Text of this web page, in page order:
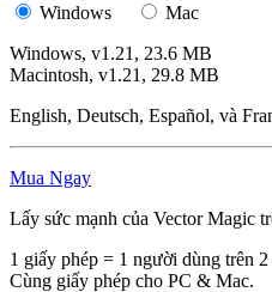
Windows
Mac
Windows, v1.21, 23.6 MB
Macintosh, v1.21, 29.8 MB
English, Deutsch, Español, và
Mua Ngay
Lấy sức mạnh của Vector Magic
1 giấy phép = 1 người dùng trên
Cùng giấy phép cho PC & Mac.